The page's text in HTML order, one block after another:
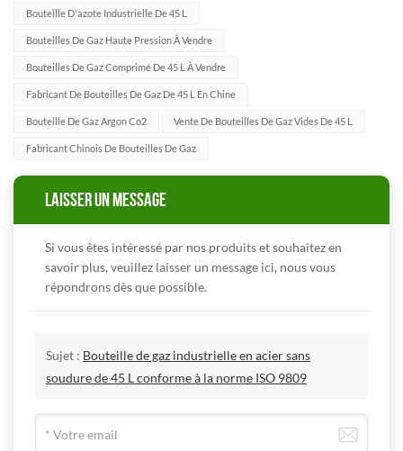
Bouteille D'azote Industrielle De 45 L
Bouteilles De Gaz Haute Pression À Vendre
Bouteilles De Gaz Comprimé De 45 L À Vendre
Fabricant De Bouteilles De Gaz De 45 L En Chine
Bouteille De Gaz Argon Co2 Vente De Bouteilles De Gaz Vides De 45 L
Fabricant Chinois De Bouteilles De Gaz
LAISSER UN MESSAGE
Si vous êtes intéressé par nos produits et souhaitez en
savoir plus, veuillez laisser un message ici, nous vous
répondrons dès que possible.
Sujet : Bouteille de gaz industrielle en acier sans
soudure de 45 L conforme à la norme ISO 9809